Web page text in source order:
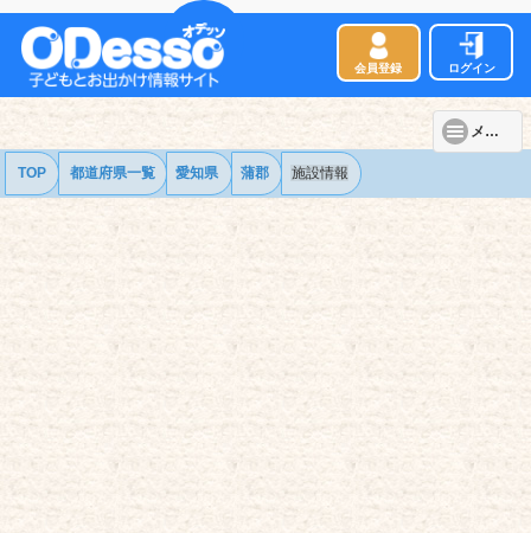
会員登録 ログイン
メニュー
TOP 都道府県一覧 愛知県 蒲郡 施設情報